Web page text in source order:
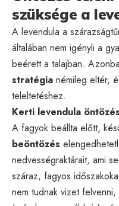
szüksége a
A levendula a
általában nem igényli a
beérett a talajban.
stratégia némileg eltér,
teleltetéshez.
Kerti levendula
A fagyok beállta előtt,
beöntözés
nedvességraktárait, ami
száraz, fagyos
nem tudnak vizet